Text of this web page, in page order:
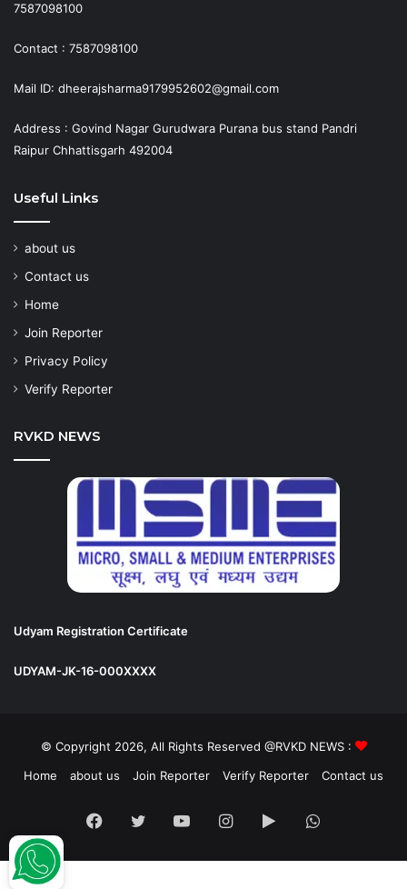
7587098100
Contact : 7587098100
Mail ID: dheerajsharma9179952602@gmail.com
Address : Govind Nagar Gurudwara Purana bus stand Pandri
Raipur Chhattisgarh 492004
Useful Links
about us
Contact us
Home
Join Reporter
Privacy Policy
Verify Reporter
RVKD NEWS
Udyam Registration Certificate
UDYAM-JK-16-000XXXX
© Copyright 2026, All Rights Reserved @RVKD NEWS :
Home
about us Join Reporter Verify Reporter Contact us
Facebook
TwitterYouTubeInstagram
Google
Play
WhatsApp